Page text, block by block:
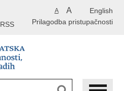
English
A A
Prilagodba pristupačnosti
RSS